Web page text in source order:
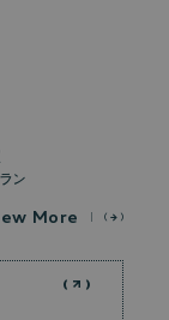
ン
ew More